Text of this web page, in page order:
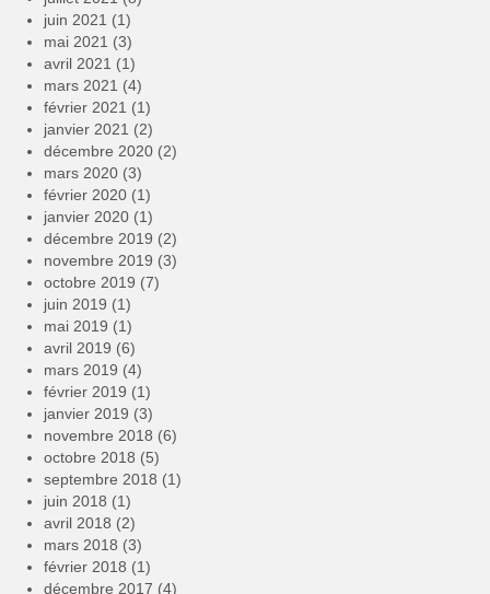
juin 2021 (1)
mai 2021 (3)
avril 2021 (1)
mars 2021 (4)
février 2021 (1)
janvier 2021 (2)
décembre 2020 (2)
mars 2020 (3)
février 2020 (1)
janvier 2020 (1)
décembre 2019 (2)
novembre 2019 (3)
octobre 2019 (7)
juin 2019 (1)
mai 2019 (1)
avril 2019 (6)
mars 2019 (4)
février 2019 (1)
janvier 2019 (3)
novembre 2018 (6)
octobre 2018 (5)
septembre 2018 (1)
juin 2018 (1)
avril 2018 (2)
mars 2018 (3)
février 2018 (1)
décembre 2017 (4)